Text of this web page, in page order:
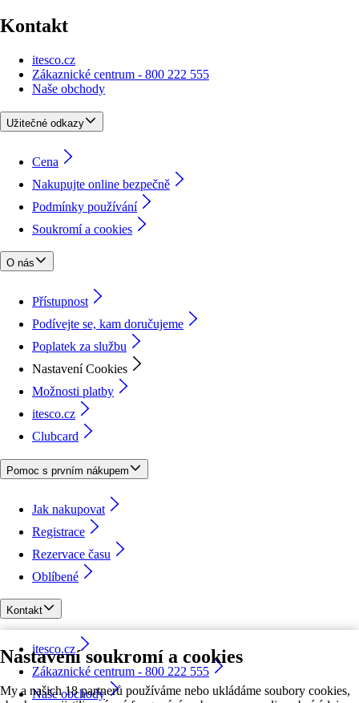
Nastavení soukromí a cookies
My a našich 18 partnerů používáme nebo ukládáme soubory cookies,
Kontakt
itesco.cz
Zákaznické centrum - 800 222 555
Naše obchody
Užitečné odkazy
Cena
Nakupujte online bezpečně
Podmínky používání
Soukromí a cookies
O nás
Přístupnost
Podívejte se, kam doručujeme
Poplatek za službu
Nastavení Cookies
Možnosti platby
itesco.cz
Clubcard
Pomoc s prvním nákupem
Jak nakupovat
Registrace
Rezervace času
Oblíbené
Kontakt
itesco.cz
Zákaznické centrum - 800 222 555
Naše obchody